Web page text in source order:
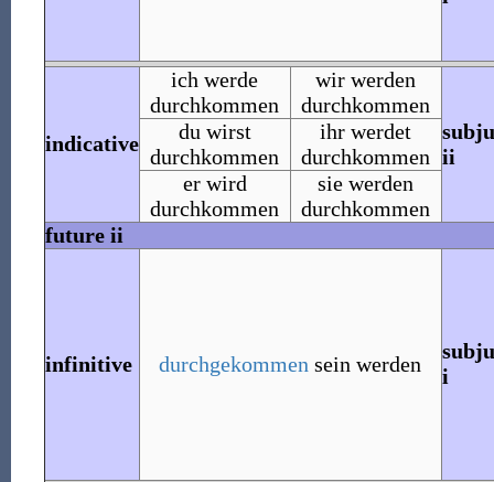
indicative
ich werde
durchkommen
wir werden
durchkommen
ii
du wirst
durchkommen
ihr werdet
durchkommen
er wird
durchkommen
sie werden
durchkommen
future ii
infinitive durchgekommen sein werden
i